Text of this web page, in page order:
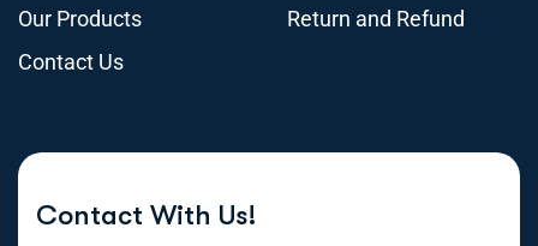
Our Products
Contact Us
Return and Refund
Contact With Us!